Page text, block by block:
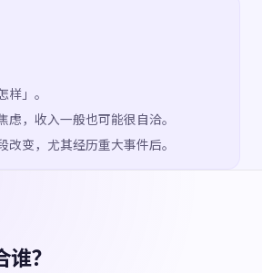
」。
虑，收入一般也可能很自洽。
改变，尤其经历重大事件后。
？